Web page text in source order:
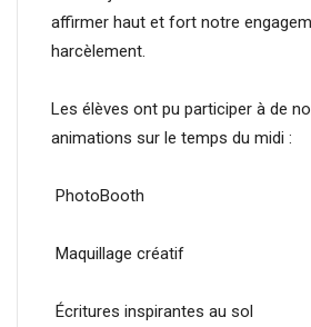
affirmer haut et fort notre
harcèlement.
Les élèves ont pu participer à de
animations sur le temps du midi :
PhotoBooth
Maquillage créatif
Écritures inspirantes au sol